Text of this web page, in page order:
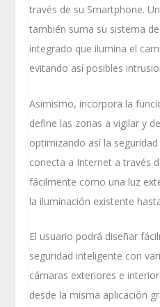
través de su Smartphone.
también suma su sistema
integrado que ilumina el
evitando así posibles
Asimismo, incorpora la
define las zonas a vigilar y
optimizando así la seguridad
conecta a Internet a través
fácilmente como una luz
la iluminación existente
El usuario podrá diseñar
seguridad inteligente con
cámaras exteriores e
desde la misma aplicación